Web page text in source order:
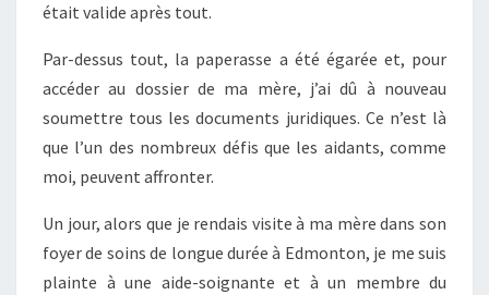
était valide après tout.
Par-dessus tout, la paperasse a été égarée et, pour
accéder au dossier de ma mère, j’ai dû à nouveau
soumettre tous les documents juridiques. Ce n’est là
que l’un des nombreux défis que les aidants, comme
moi, peuvent affronter.
Un jour, alors que je rendais visite à ma mère dans son
foyer de soins de longue durée à Edmonton, je me suis
plainte à une aide-soignante et à un membre du